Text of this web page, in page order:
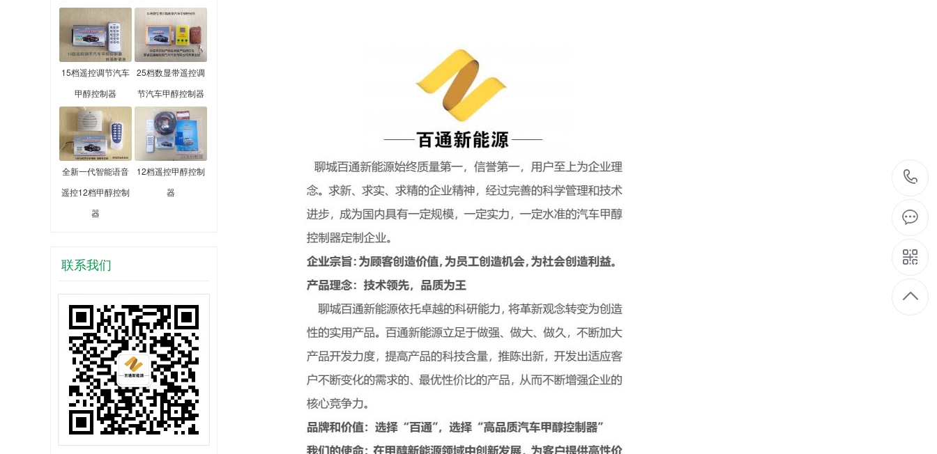
15档遥控调节汽车
甲醇控制器
25档数显带遥控调
节汽车甲醇控制器
全新一代智能语音
遥控12档甲醇控制
器
12档遥控甲醇控制
器
联系我们